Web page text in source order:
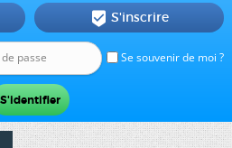
Se souvenir de moi ?
 S'inscrire